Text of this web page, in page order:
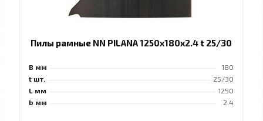
Пилы рамные NN PILANA 1250x180x2.4 t 25/30
B мм
180
t шт.
25/30
L мм
1250
b мм
2.4